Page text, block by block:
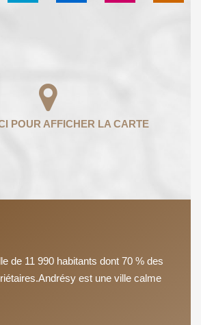
de 11 990 habitants dont 70 % des
est une ville calme